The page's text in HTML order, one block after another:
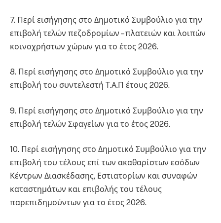
7. Περί εισήγησης στο Δημοτικό Συμβούλιο για την
επιβολή τελών πεζοδρομίων – πλατειών και λοιπών
κοινοχρήστων χώρων για το έτος 2026.
8. Περί εισήγησης στο Δημοτικό Συμβούλιο για την
επιβολή του συντελεστή Τ.Α.Π έτους 2026.
9. Περί εισήγησης στο Δημοτικό Συμβούλιο για την
επιβολή τελών Σφαγείων για το έτος 2026.
10. Περί εισήγησης στο Δημοτικό Συμβούλιο για την
επιβολή του τέλους επί των ακαθαρίστων εσόδων
Κέντρων Διασκέδασης, Εστιατορίων και συναφών
καταστημάτων και επιβολής του τέλους
παρεπιδημούντων για το έτος 2026.